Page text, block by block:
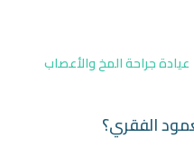
عيادة جراحة المخ والأعصاب
الفقري؟